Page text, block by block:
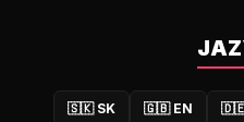
🇸🇰 SK 🇬🇧 EN